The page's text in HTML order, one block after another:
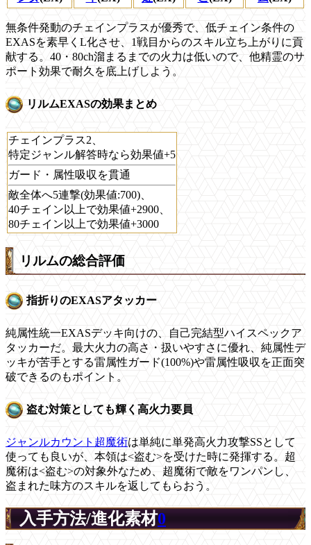
無条件発動のチェインプラスが優秀で、低チェイン条件の
EXASを素早くL化させ、1戦目からのスキル立ち上がりに貢
献する。40・80ch溜まるまでの火力は低いので、他精霊のサ
ポート効果で耐久を底上げしよう。
リルムEXASの効果まとめ
チェインプラス2、
特定ジャンル解答時なら効果値+5
ガード・属性吸収を貫通
敵全体へ5連撃(効果値:700)、
40チェイン以上で効果値+2900、
80チェイン以上で効果値+3000
リルムの総合評価
指折りのEXASアタッカー
純属性統一EXASデッキ向けの、自己完結型ハイスペックア
タッカーだ。最大火力の高さ・扱いやすさに優れ、純属性デ
ッキが苦手とする雷属性ガード(100%)や雷属性吸収を正面突
破できるのもポイント。
盗む対策としても輝く高火力要員
ジャンルカウント超魔術は単純に単発高火力攻撃SSとして
使っても良いが、本領は<盗む>を受けた時に発揮する。超
魔術は<盗む>の対象外なため、超魔術で敵をワンパンし、
盗まれた味方のスキルを返してもらおう。
入手方法/進化素材0